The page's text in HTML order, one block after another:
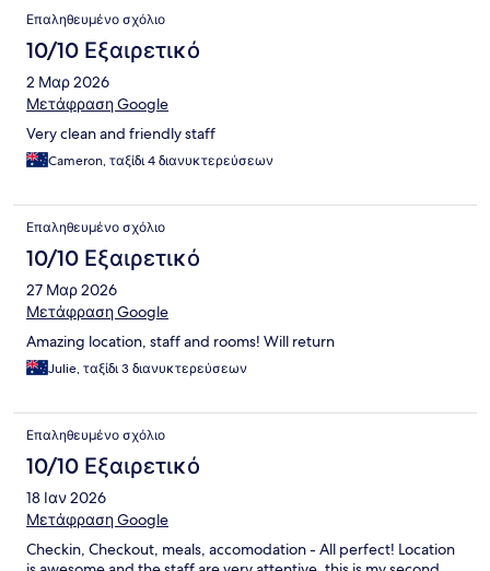
Επαληθευμένο σχόλιο
10/10 Εξαιρετικό
2 Μαρ 2026
Μετάφραση Google
Very clean and friendly staff
Cameron, ταξίδι 4 διανυκτερεύσεων
Επαληθευμένο σχόλιο
10/10 Εξαιρετικό
27 Μαρ 2026
Μετάφραση Google
Amazing location, staff and rooms! Will return
Julie, ταξίδι 3 διανυκτερεύσεων
Επαληθευμένο σχόλιο
10/10 Εξαιρετικό
18 Ιαν 2026
Μετάφραση Google
Checkin, Checkout, meals, accomodation - All perfect! Location